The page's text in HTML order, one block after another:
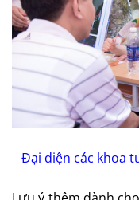
Đại diện các khoa